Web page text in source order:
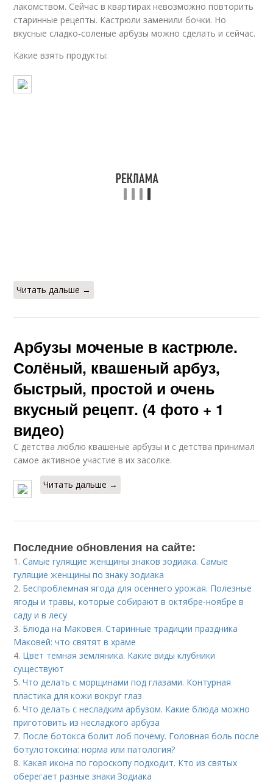
лакомством. Сейчас в квартирах невозможно повторить
старинные рецепты. Кастрюли заменили бочки. Но
вкусные сладко-соленые арбузы можно сделать и сейчас.
Какие взять продукты:
Читать дальше →
Арбузы моченые в кастрюле.
Солёный, квашеный арбуз,
быстрый, простой и очень
вкусный рецепт. (4 фото + 1
видео)
С детства люблю квашеные арбузы и с детства принимал
самое активное участие в их засолке.
Читать дальше →
Последние обновления на сайте:
1.Самые гулящие женщины знаков зодиака. Самые
гулящие женщины по знаку зодиака
2. Беспроблемная ягода для осеннего урожая. Полезные
ягоды и травы, которые собирают в октябре-ноябре в
саду и в лесу
3. Блюда на Маковея. Старинные традиции праздника
Маковей: что святят в храме
4. Цвет темная земляника. Какие виды клубники
существуют
5.Что делать с морщинами под глазами. Контурная
пластика для кожи вокруг глаз
6.Что делать с несладким арбузом. Какие блюда можно
приготовить из несладкого арбуза
7. После ботокса болит лоб почему. Головная боль после
ботулотоксина: норма или патология?
8. Какая икона по гороскопу подходит. Кто из святых
оберегает разные знаки Зодиака